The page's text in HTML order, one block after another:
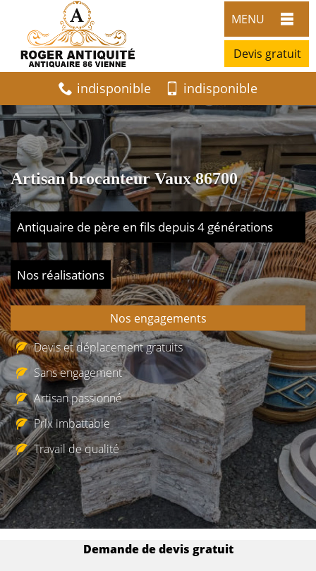
MENU
Devis gratuit
indisponible indisponible
Artisan brocanteur Vaux 86700
Antiquaire de père en fils depuis 4 générations
Nos réalisations
Nos engagements
Devis et déplacement gratuits
Sans engagement
Artisan passionné
Prix imbattable
Travail de qualité
Demande de devis gratuit